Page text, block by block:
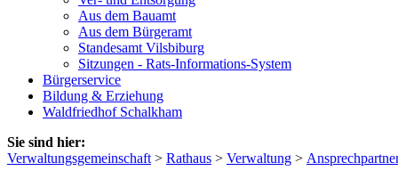
Aus dem Bauamt
Aus dem Bürgeramt
Standesamt Vilsbiburg
Sitzungen - Rats-Informations-System
Bürgerservice
Bildung & Erziehung
Waldfriedhof Schalkham
Sie sind hier:
Verwaltungsgemeinschaft > Rathaus > Verwaltung >